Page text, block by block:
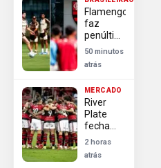
por
Thiago
Almada
Flamengo
faz
penúltimo
treino de
olho no
Vitória e
manter
ritmo
50 minutos
atrás
MERCADO
River
Plate
fecha
com
Almada
e frustra
2 horas
atrás